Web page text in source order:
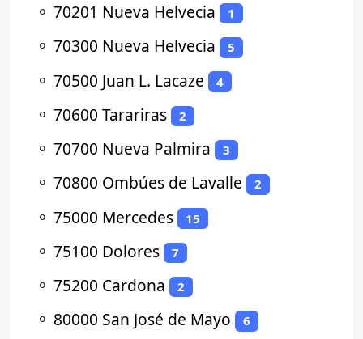
⚬ 70201 Nueva Helvecia 1
⚬ 70300 Nueva Helvecia 5
⚬ 70500 Juan L. Lacaze 4
⚬ 70600 Tarariras 2
⚬ 70700 Nueva Palmira 3
⚬ 70800 Ombúes de Lavalle 2
⚬ 75000 Mercedes 15
⚬ 75100 Dolores 7
⚬ 75200 Cardona 2
⚬ 80000 San José de Mayo 6